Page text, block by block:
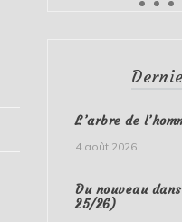
L’arbre de
4 août 2026
Du nouveau
25/26)